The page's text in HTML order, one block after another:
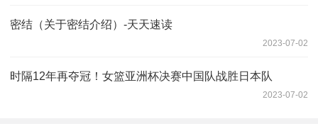
密结（关于密结介绍）-天天速读
2023-07-02
时隔12年再夺冠！女篮亚洲杯决赛中国队战胜日本队
2023-07-02